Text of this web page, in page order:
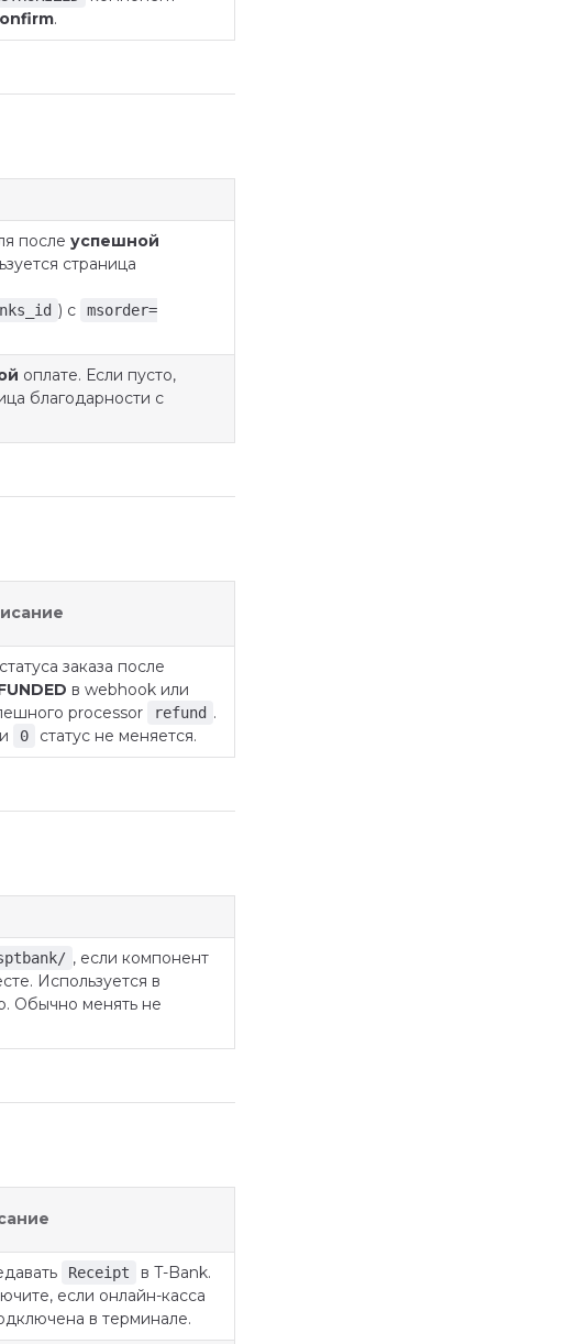
.
после успешной
страница
) с
msorder=
оплате. Если пусто,
благодарности с
заказа после
в webhook или
processor
refund .
0 статус не меняется.
, если компонент
Используется в
Обычно менять не
Receipt
в T-Bank.
если онлайн-касса
в терминале.